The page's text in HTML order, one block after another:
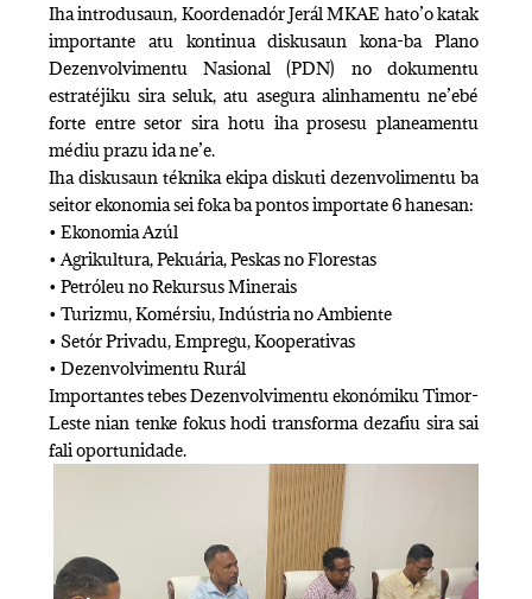
Iha introdusaun, Koordenadór Jerál MKAE hato’o katak
importante atu kontinua diskusaun kona-ba Plano
Dezenvolvimentu Nasional (PDN) no dokumentu
estratéjiku sira seluk, atu asegura alinhamentu ne’ebé
forte entre setor sira hotu iha prosesu planeamentu
médiu prazu ida ne’e.
Iha diskusaun téknika ekipa diskuti dezenvolimentu ba
seitor ekonomia sei foka ba pontos importate 6 hanesan:
• Ekonomia Azúl
• Agrikultura, Pekuária, Peskas no Florestas
• Petróleu no Rekursus Minerais
• Turizmu, Komérsiu, Indústria no Ambiente
• Setór Privadu, Empregu, Kooperativas
• Dezenvolvimentu Rurál
Importantes tebes Dezenvolvimentu ekonómiku Timor-
Leste nian tenke fokus hodi transforma dezafiu sira sai
fali oportunidade.